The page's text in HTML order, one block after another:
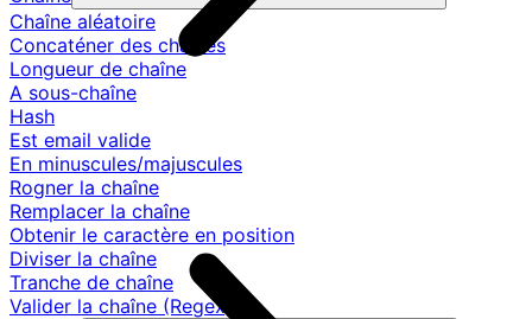
Chaîne aléatoire
Concaténer des chaînes
Longueur de chaîne
A sous-chaîne
Hash
Est email valide
En minuscules/majuscules
Rogner la chaîne
Remplacer la chaîne
Obtenir le caractère en position
Diviser la chaîne
Tranche de chaîne
Valider la chaîne (Regex)